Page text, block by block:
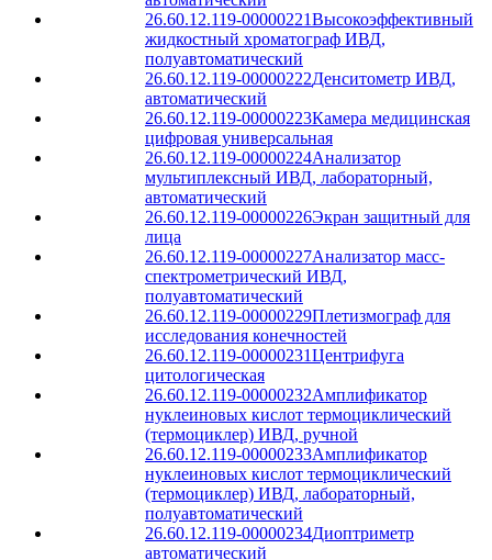
26.60.12.119-00000221Высокоэффективный
жидкостный хроматограф ИВД,
полуавтоматический
26.60.12.119-00000222Денситометр ИВД,
автоматический
26.60.12.119-00000223Камера медицинская
цифровая универсальная
26.60.12.119-00000224Анализатор
мультиплексный ИВД, лабораторный,
автоматический
26.60.12.119-00000226Экран защитный для
лица
26.60.12.119-00000227Анализатор масс-
спектрометрический ИВД,
полуавтоматический
26.60.12.119-00000229Плетизмограф для
исследования конечностей
26.60.12.119-00000231Центрифуга
цитологическая
26.60.12.119-00000232Амплификатор
нуклеиновых кислот термоциклический
(термоциклер) ИВД, ручной
26.60.12.119-00000233Амплификатор
нуклеиновых кислот термоциклический
(термоциклер) ИВД, лабораторный,
полуавтоматический
26.60.12.119-00000234Диоптриметр
автоматический